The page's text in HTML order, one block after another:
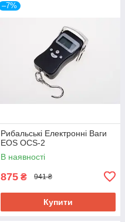
–7%
Рибальські Електронні Ваги
EOS OCS-2
В наявності
875 ₴ 941 ₴
Купити